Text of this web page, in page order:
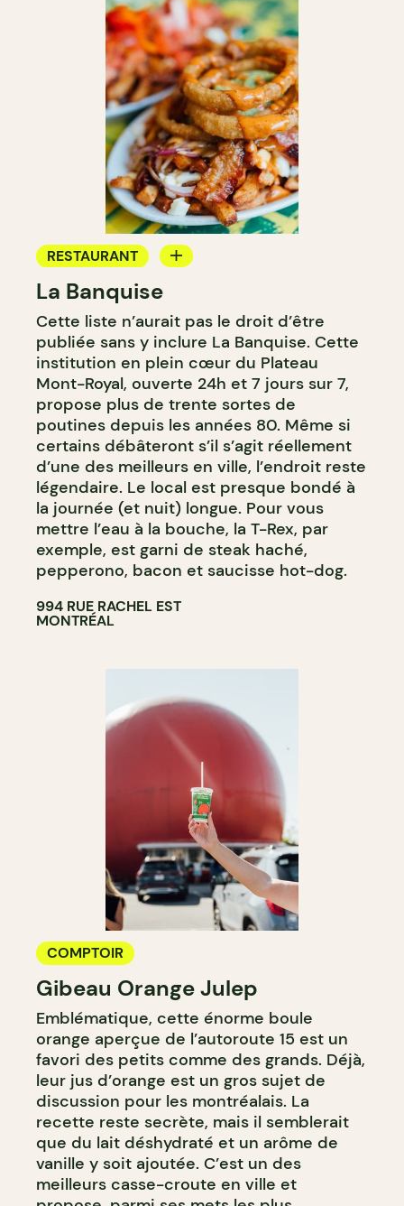
RESTAURANT
COMPTOIR
La Banquise
Cette liste n’aurait pas le droit d’être
publiée sans y inclure La Banquise. Cette
institution en plein cœur du Plateau
Mont-Royal, ouverte 24h et 7 jours sur 7,
propose plus de trente sortes de
poutines depuis les années 80. Même si
certains débâteront s’il s’agit réellement
d’une des meilleurs en ville, l’endroit reste
légendaire. Le local est presque bondé à
la journée (et nuit) longue. Pour vous
mettre l’eau à la bouche, la T-Rex, par
exemple, est garni de steak haché,
pepperono, bacon et saucisse hot-dog.
994 RUE RACHEL EST
MONTRÉAL
COMPTOIR
Gibeau Orange Julep
Emblématique, cette énorme boule
orange aperçue de l’autoroute 15 est un
favori des petits comme des grands. Déjà,
leur jus d’orange est un gros sujet de
discussion pour les montréalais. La
recette reste secrète, mais il semblerait
que du lait déshydraté et un arôme de
vanille y soit ajoutée. C’est un des
meilleurs casse-croute en ville et